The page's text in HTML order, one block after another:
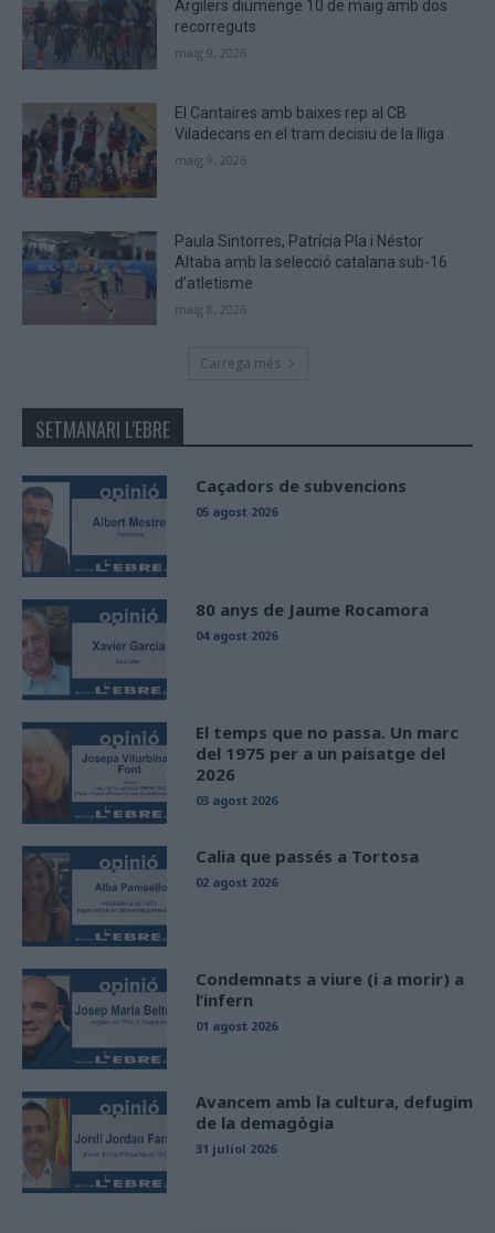
Argilers diumenge 10 de maig amb dos
recorreguts
maig 9, 2026
El Cantaires amb baixes rep al CB
Viladecans en el tram decisiu de la lliga
maig 9, 2026
Paula Sintorres, Patrícia Pla i Néstor
Altaba amb la selecció catalana sub-16
d’atletisme
maig 8, 2026
Carrega més
SETMANARI L'EBRE
Caçadors de subvencions
05 agost 2026
80 anys de Jaume Rocamora
04 agost 2026
El temps que no passa. Un marc
del 1975 per a un paisatge del
2026
03 agost 2026
Calia que passés a Tortosa
02 agost 2026
Condemnats a viure (i a morir) a
l’infern
01 agost 2026
Avancem amb la cultura, defugim
de la demagògia
31 juliol 2026